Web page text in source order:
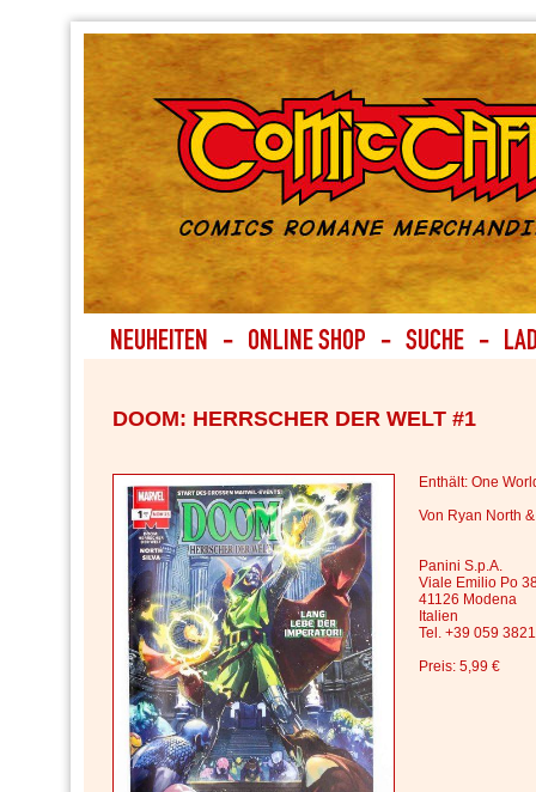
DOOM: HERRSCHER DER WELT #1
Enthält: One
Von Ryan North
Panini S.p.A.
Viale Emilio Po
41126 Modena
Italien
Tel. +39 059
Preis: 5,99 €